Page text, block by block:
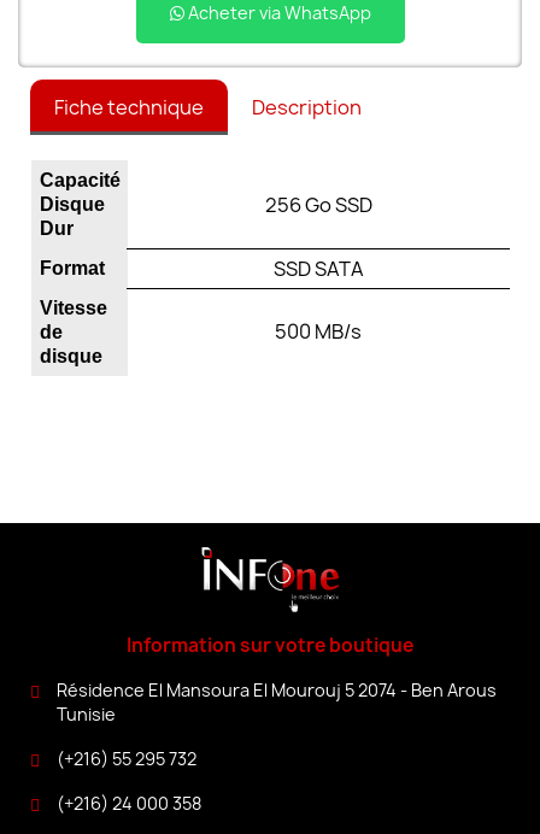
Acheter via WhatsApp
Fiche technique Description
Capacité
Disque
Dur
256 Go SSD
Format SSD SATA
Vitesse
de
disque
500 MB/s
Information sur votre boutique
Résidence El Mansoura El Mourouj 5 2074 - Ben Arous
Tunisie
(+216) 55 295 732
(+216) 24 000 358